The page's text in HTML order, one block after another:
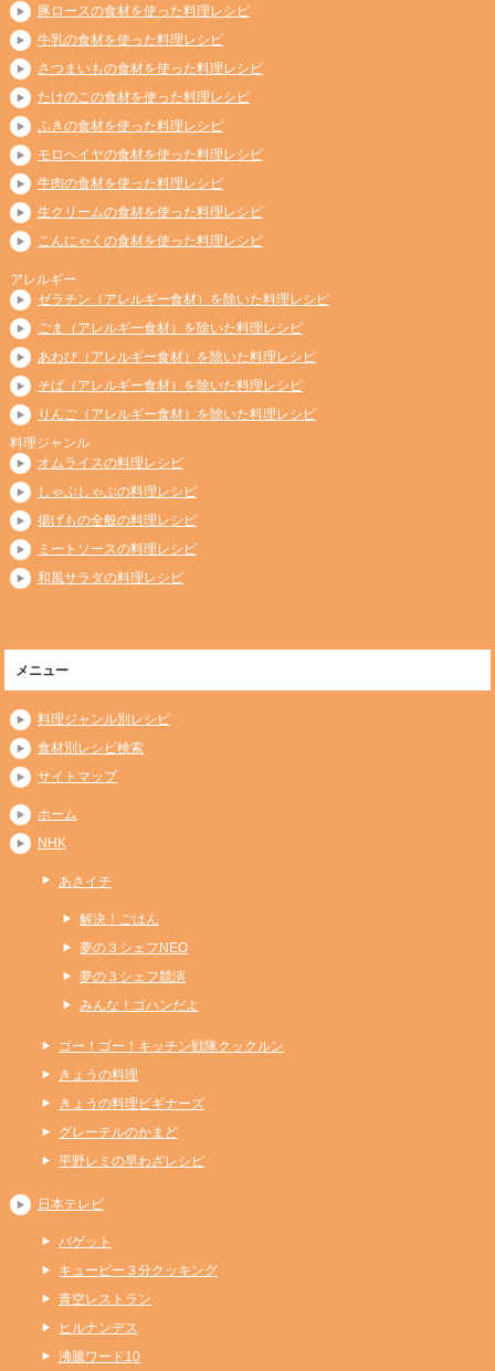
豚ロースの食材を使った料理レシピ
牛乳の食材を使った料理レシピ
さつまいもの食材を使った料理レシピ
たけのこの食材を使った料理レシピ
ふきの食材を使った料理レシピ
モロヘイヤの食材を使った料理レシピ
牛肉の食材を使った料理レシピ
生クリームの食材を使った料理レシピ
こんにゃくの食材を使った料理レシピ
アレルギー
ゼラチン（アレルギー食材）を除いた料理レシピ
ごま（アレルギー食材）を除いた料理レシピ
あわび（アレルギー食材）を除いた料理レシピ
そば（アレルギー食材）を除いた料理レシピ
りんご（アレルギー食材）を除いた料理レシピ
料理ジャンル
オムライスの料理レシピ
しゃぶしゃぶの料理レシピ
揚げもの全般の料理レシピ
ミートソースの料理レシピ
和風サラダの料理レシピ
メニュー
料理ジャンル別レシピ
食材別レシピ検索
サイトマップ
ホーム
NHK
あさイチ
解決！ごはん
夢の３シェフNEO
夢の３シェフ競演
みんな！ゴハンだよ
ゴー！ゴー！キッチン戦隊クックルン
きょうの料理
きょうの料理ビギナーズ
グレーテルのかまど
平野レミの早わざレシピ
日本テレビ
バゲット
キューピー３分クッキング
青空レストラン
ヒルナンデス
沸騰ワード10